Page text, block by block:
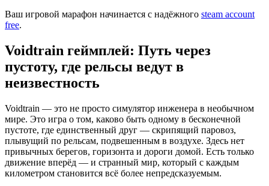
Ваш игровой марафон начинается с надёжного steam account
free.
Voidtrain геймплей: Путь через
пустоту, где рельсы ведут в
неизвестность
Voidtrain — это не просто симулятор инженера в необычном
мире. Это игра о том, каково быть одному в бесконечной
пустоте, где единственный друг — скрипящий паровоз,
плывущий по рельсам, подвешенным в воздухе. Здесь нет
привычных берегов, горизонта и дороги домой. Есть только
движение вперёд — и странный мир, который с каждым
километром становится всё более непредсказуемым.